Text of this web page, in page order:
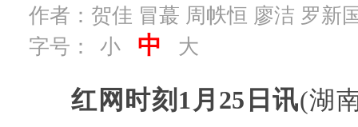
作者：贺佳 冒蕞 周帙恒 廖洁 罗新
字号：
小 中 大
红网时刻1月25日讯(湖